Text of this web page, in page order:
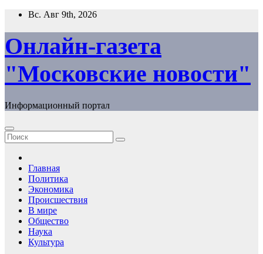
Перейти
содержимому
Вс. Авг 9th, 2026
Онлайн-газета
"Московские новости"
Информационный портал
Главная
Политика
Экономика
Происшествия
В мире
Общество
Наука
Культура